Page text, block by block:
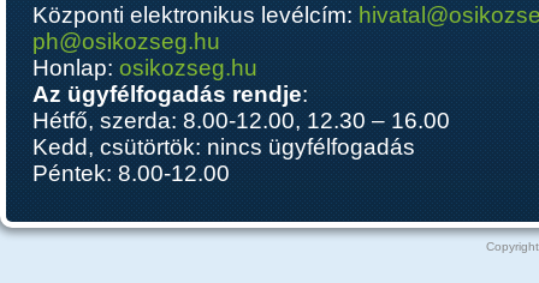
Központi elektronikus levélcím:
ph@osikozseg.hu
Honlap:osikozseg.hu
Az ügyfélfogadás rendje:
Hétfő, szerda: 8.00-12.00, 12.30 – 16.00
Kedd, csütörtök: nincs ügyfélfogadás
Péntek: 8.00-12.00